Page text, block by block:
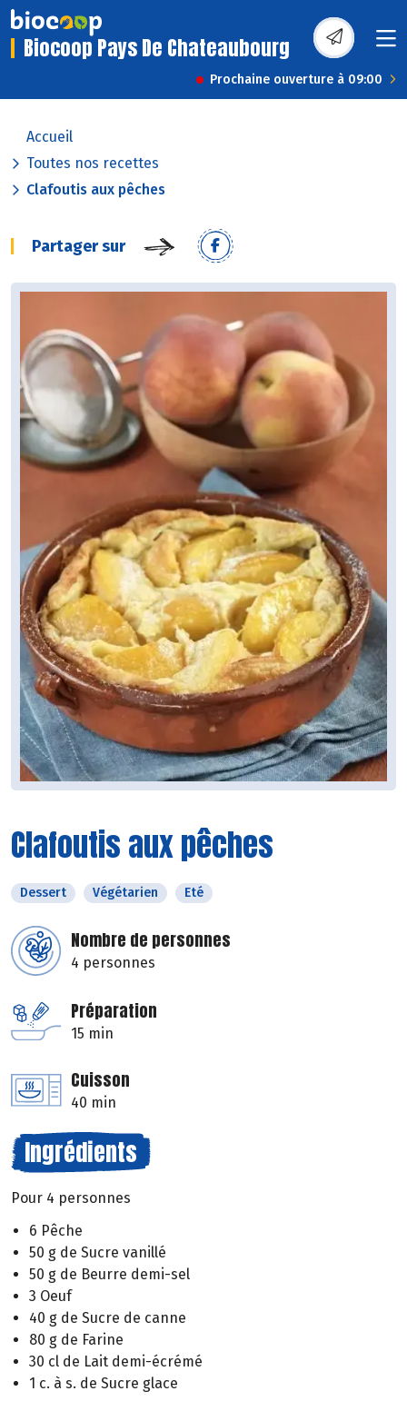
Biocoop Pays De Chateaubourg
Prochaine ouverture à 09:00
Accueil
Toutes nos recettes
Clafoutis aux pêches
Partager sur
Clafoutis aux pêches
Dessert Végétarien Eté
Nombre de personnes
4 personnes
Préparation
15 min
Cuisson
40 min
Ingrédients
Pour 4 personnes
6 Pêche
50 g de Sucre vanillé
50 g de Beurre demi-sel
3 Oeuf
40 g de Sucre de canne
80 g de Farine
30 cl de Lait demi-écrémé
1 c. à s. de Sucre glace